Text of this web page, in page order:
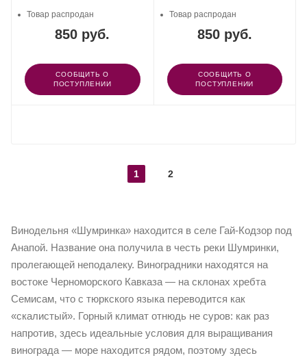
850 руб.
Товар распродан
СООБЩИТЬ О
ПОСТУПЛЕНИИ
850 руб.
Товар распродан
СООБЩИТЬ О
ПОСТУПЛЕНИИ
1 2
Винодельня «Шумринка» находится в селе Гай-Кодзор под
Анапой. Название она получила в честь реки Шумринки,
пролегающей неподалеку. Виноградники находятся на
востоке Черноморского Кавказа — на склонах хребта
Семисам, что с тюркского языка переводится как
«скалистый». Горный климат отнюдь не суров: как раз
напротив, здесь идеальные условия для выращивания
винограда — море находится рядом, поэтому здесь